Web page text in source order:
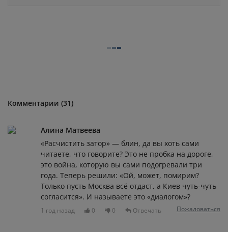
Комментарии (31)
Алина Матвеева
«Расчистить затор» — блин, да вы хоть сами
читаете, что говорите? Это не пробка на дороге,
это война, которую вы сами подогревали три
года. Теперь решили: «Ой, может, помирим?
Только пусть Москва всё отдаст, а Киев чуть-чуть
согласится». И называете это «диалогом»?
1 год назад 0 0 Отвечать Пожаловаться